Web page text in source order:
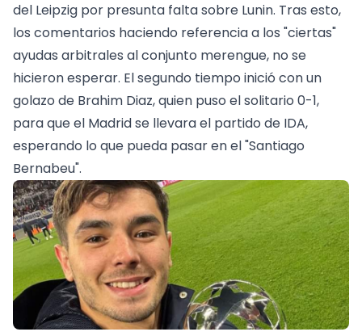
del Leipzig por presunta falta sobre Lunin. Tras esto,
los comentarios haciendo referencia a los "ciertas"
ayudas arbitrales al conjunto merengue, no se
hicieron esperar. El segundo tiempo inició con un
golazo de Brahim Diaz, quien puso el solitario 0-1,
para que el Madrid se llevara el partido de IDA,
esperando lo que pueda pasar en el "Santiago
Bernabeu".